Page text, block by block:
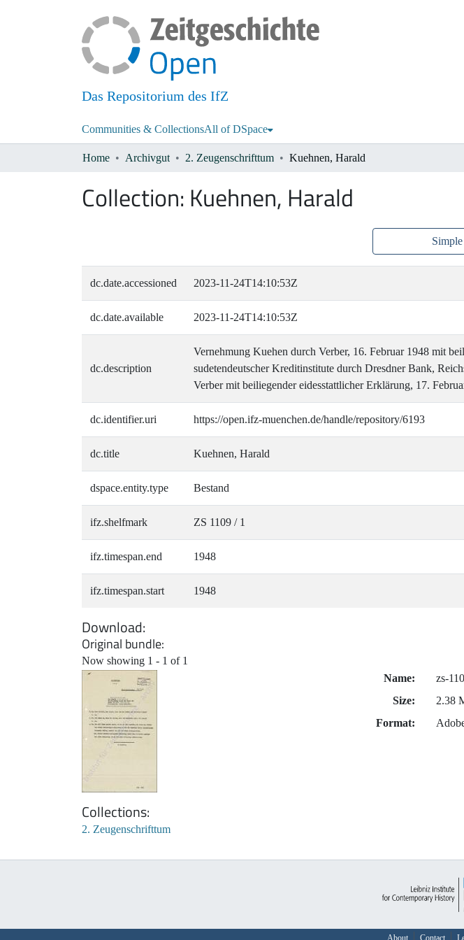
Das Repositorium des IfZ
Communities & CollectionsAll of DSpace
Home Archivgut 2. Zeugenschrifttum Kuehnen, Harald
Collection: Kuehnen, Harald
dc.date.accessioned 2023-11-24T14:10:53Z
dc.date.available 2023-11-24T14:10:53Z
dc.description
Vernehmung Kuehen durch Verber, 16. Februar 1948 mit
sudetendeutscher Kreditinstitute durch Dresdner Bank,
Verber mit beiliegender eidesstattlicher Erklärung, 17.
dc.identifier.uri https://open.ifz-muenchen.de/handle/repository/6193
dc.title Kuehnen, Harald
dspace.entity.type Bestand
ifz.shelfmark ZS 1109 / 1
ifz.timespan.end 1948
ifz.timespan.start 1948
Download
Original bundle
Now showing 1 - 1 of 1
Name:
zs-
Size:
2.38
Format:
Collections
2. Zeugenschrifttum
About Contact